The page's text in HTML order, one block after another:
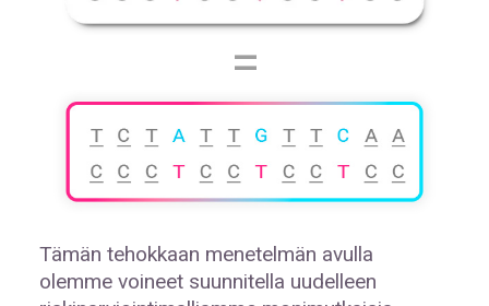
=
Tämän tehokkaan menetelmän avulla
olemme voineet suunnitella uudelleen